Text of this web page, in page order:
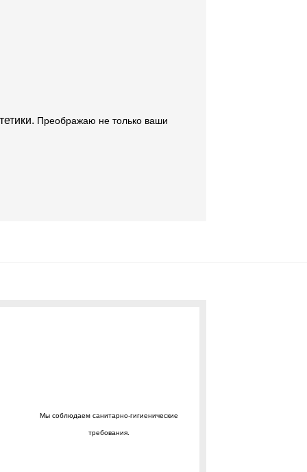
Преображаю не только ваши
Мы соблюдаем санитарно-гигиенические
требования.